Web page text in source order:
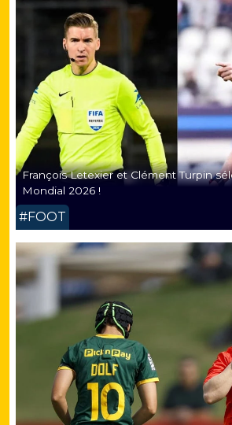
François Letexier et Clément Turpin
Mondial 2026 !
#FOOT